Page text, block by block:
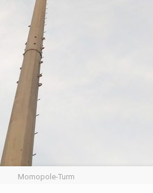
Momopole-Turm